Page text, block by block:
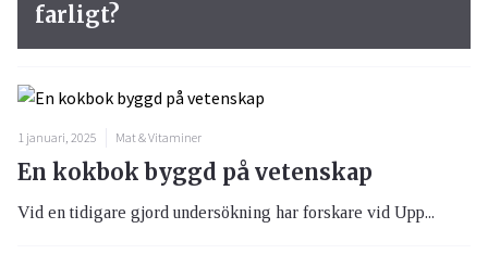
farligt?
1 januari, 2025 Mat & Vitaminer
En kokbok byggd på vetenskap
Vid en tidigare gjord undersökning har forskare vid Upp...